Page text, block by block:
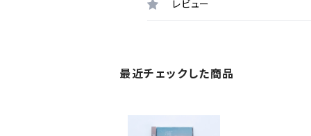
レビュー
最近チェックした商品